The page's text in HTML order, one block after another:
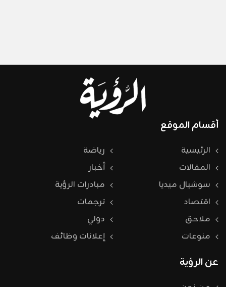
أقسام الموقع
الرئيسية
رياضة
المقالات
أخبار
سوشيال ميديا
مبادرات الرؤية
اقتصاد
ترجمات
ملاحق
دولي
منوعات
إعلانات وظائف
عن الرؤية